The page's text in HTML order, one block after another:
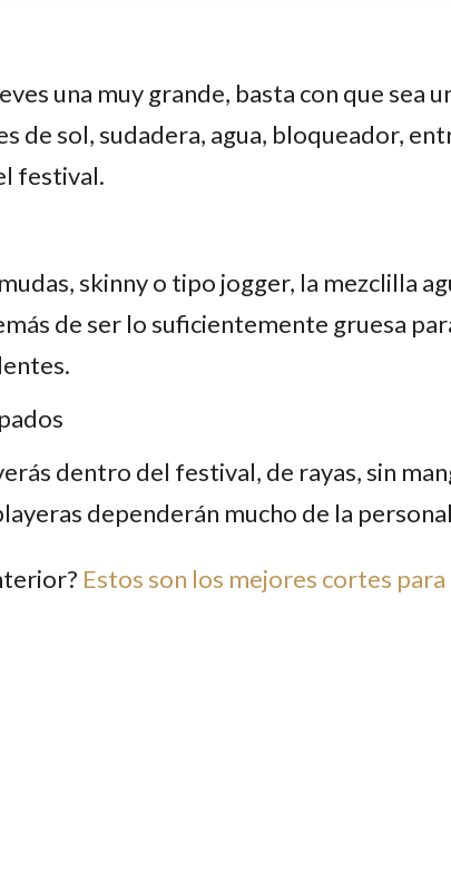
una muy grande, basta con que sea
de sol, sudadera, agua, bloqueador,
festival.
skinny o tipo jogger, la mezclilla
de ser lo suficientemente gruesa
dentro del festival, de rayas, sin
dependerán mucho de la
Estos son los mejores cortes